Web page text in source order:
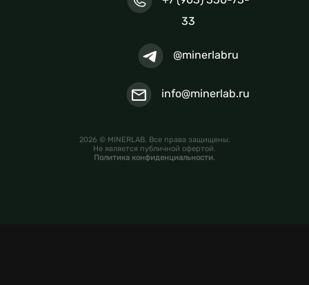
33
@minerlabru
info@minerlab.ru
2026 © MINERLAB. Все права защищены.
Не является публичной офертой.
Политика конфиденциальности.